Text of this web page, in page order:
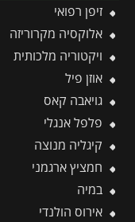
זיפן רפואי
אלוקסיה מקרוריזה
ויקטוריה מלכותית
אוזן פיל
גויאבה קאס
פלפל אנגלי
קיגליה מנוצה
חמציץ ארגמני
במיה
אירוס הולנדי